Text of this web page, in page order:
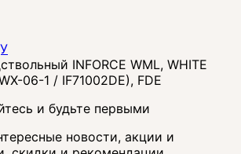
INFORCE WML, WHITE
06-1 / IF71002DE), FDE
и будьте первыми
новости, акции и